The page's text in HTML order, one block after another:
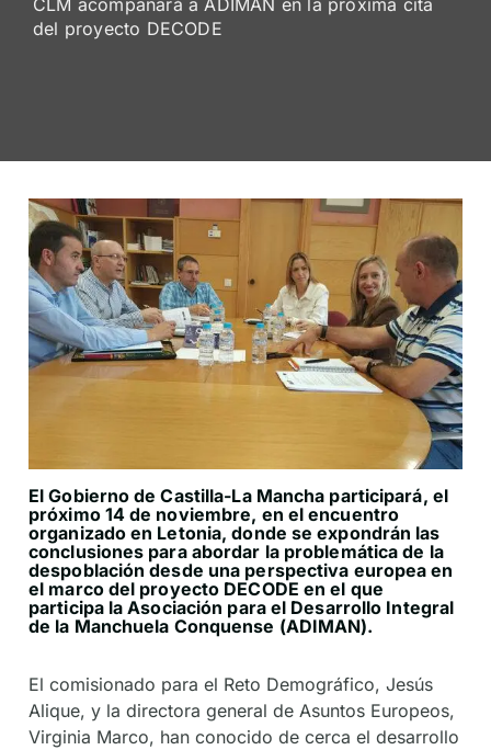
De
Socios
del proyecto DECODE
El Gobierno de Castilla-La Mancha participará, el
próximo 14 de noviembre, en el encuentro
organizado en Letonia, donde se expondrán las
conclusiones para abordar la problemática de la
despoblación desde una perspectiva europea en
el marco del proyecto DECODE en el que
participa la Asociación para el Desarrollo Integral
de la Manchuela Conquense (ADIMAN).
El comisionado para el Reto Demográfico, Jesús
Alique, y la directora general de Asuntos Europeos,
Virginia Marco, han conocido de cerca el desarrollo